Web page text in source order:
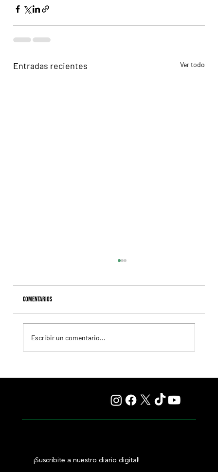
Entradas recientes Ver todo
Comentarios
Escribir un comentario...
¡Suscribite a nuestro diario digital!